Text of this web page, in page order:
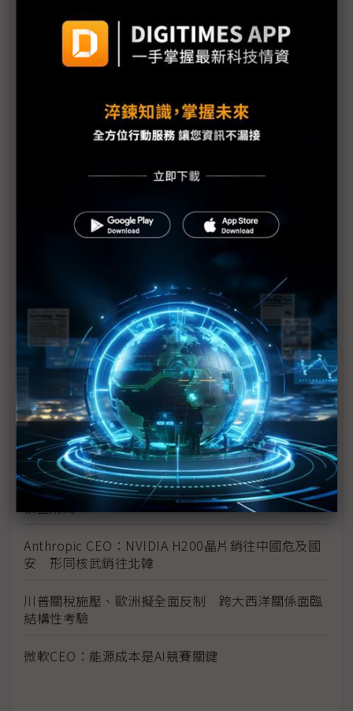
格陵蘭危機現轉機 川普稱與北約達成協議框架、撤
回歐洲8國關稅
AI新創看向企業戰場 OpenAI、Anthropic拚穩定金
中美貿易談判再起 川普4月訪中前有望達成新協議
加拿大總理開火川普 籲全球中等國家團結抵抗「美
法國總統馬克宏籲歐盟強化主權自主 齊心抗美國威
脅
G42 CEO：阿聯躍升全球AI核心戰場 NVIDIA、超微
先進AI晶片即將運抵
DeepMind CEO：DeepSeek熱潮被高估 中國擅長
追趕但未創新超前
歐洲AI投資陷瓶頸 Google前CEO示警：恐淪為中國
模型附庸
Anthropic CEO：NVIDIA H200晶片銷往中國危及國
安 形同核武銷往北韓
川普關稅施壓、歐洲擬全面反制 跨大西洋關係面臨
結構性考驗
微軟CEO：能源成本是AI競賽關鍵